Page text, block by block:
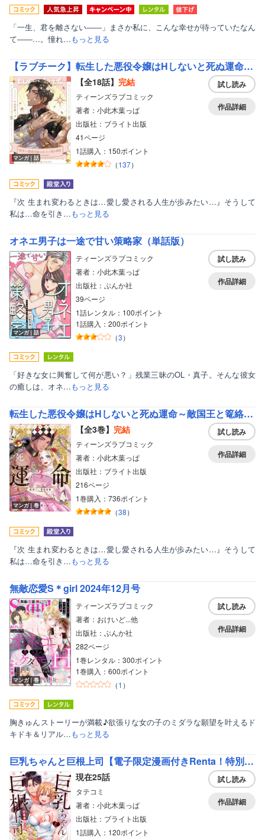
「一生、君を離さない――」まさか私に、こんな幸せが待っていたなん
て――…。憧れ…もっと見る
【ラブチーク】転生した悪役令嬢はHしないと死ぬ運命～敵国王と篭絡結婚～
マンガ｜話
【全18話】 完結
ティーンズラブコミック
著者：小此木葉っぱ
出版社：ブライト出版
41ページ
1話購入：150ポイント
（137）
試し読み
作品詳細
『次 生まれ変わるときは…愛し愛される人生が歩みたい…』そうして
私は…命を引き…もっと見る
オネエ男子は一途で甘い策略家（単話版）
マンガ｜話
ティーンズラブコミック
著者：小此木葉っぱ
出版社：ぶんか社
39ページ
1話レンタル：100ポイント
1話購入：200ポイント
（3）
試し読み
作品詳細
「好きな女に興奮して何が悪い？」残業三昧のOL・真子。そんな彼女
の癒しは、オネ…もっと見る
転生した悪役令嬢はHしないと死ぬ運命～敵国王と篭絡結婚～【コミックス版】【電子限定漫画付きRenta！特別版】
マンガ｜巻
【全3巻】 完結
ティーンズラブコミック
著者：小此木葉っぱ
出版社：ブライト出版
216ページ
1巻購入：736ポイント
（38）
試し読み
作品詳細
『次 生まれ変わるときは…愛し愛される人生が歩みたい…』そうして
私は…命を引き…もっと見る
無敵恋愛S＊girl 2024年12月号
マンガ｜巻
ティーンズラブコミック
著者：おけいど...他
出版社：ぶんか社
282ページ
1巻レンタル：300ポイント
1巻購入：600ポイント
（1 ）
試し読み
作品詳細
胸きゅんストーリーが満載♪欲張りな女の子のミダラな願望を叶えるド
キドキ＆リアル…もっと見る
巨乳ちゃんと巨根上司【電子限定漫画付きRenta！特別版】
現在25話
タテコミ
著者：小此木葉っぱ
出版社：ブライト出版
1話購入：120ポイント
試し読み
作品詳細